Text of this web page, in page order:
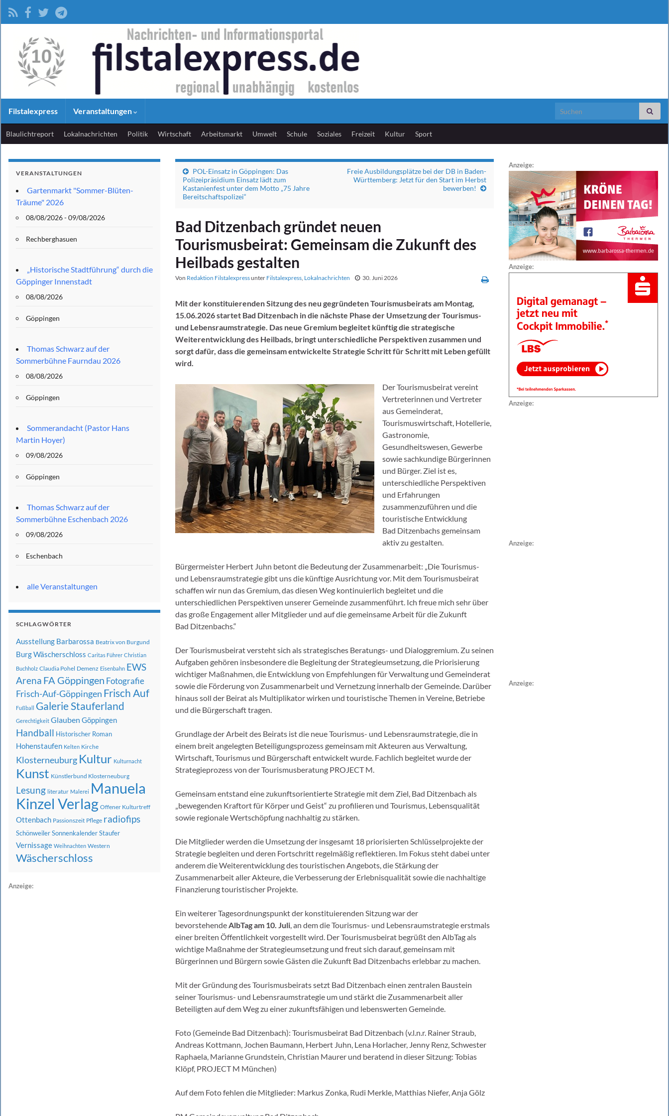
Filstalexpress Veranstaltungen Search for:
Blaulichtreport Lokalnachrichten Politik Wirtschaft Arbeitsmarkt Umwelt Schule Soziales Freizeit Kultur Sport
POL-Einsatz in Göppingen: Das
Polizeipräsidium Einsatz lädt zum
Kastanienfest unter dem Motto „75 Jahre
Bereitschaftspolizei“
Freie Ausbildungsplätze bei der DB in Baden-
Württemberg: Jetzt für den Start im Herbst
bewerben!
Bad Ditzenbach gründet neuen
Tourismusbeirat: Gemeinsam die Zukunft des
Heilbads gestalten
Von Redaktion Filstalexpressunter Filstalexpress, Lokalnachrichten 30. Juni 2026
Mit der konstituierenden Sitzung des neu gegründeten Tourismusbeirats am Montag,
15.06.2026 startet Bad Ditzenbach in die nächste Phase der Umsetzung der Tourismus-
und Lebensraumstrategie. Das neue Gremium begleitet künftig die strategische
Weiterentwicklung des Heilbads, bringt unterschiedliche Perspektiven zusammen und
sorgt dafür, dass die gemeinsam entwickelte Strategie Schritt für Schritt mit Leben gefüllt
wird.
Der Tourismusbeirat vereint
Vertreterinnen und Vertreter
aus Gemeinderat,
Tourismuswirtschaft, Hotellerie,
Gastronomie,
Gesundheitswesen, Gewerbe
sowie sachkundige Bürgerinnen
und Bürger. Ziel ist es,
unterschiedliche Perspektiven
und Erfahrungen
zusammenzuführen und die
touristische Entwicklung
Bad Ditzenbachs gemeinsam
aktiv zu gestalten.
Bürgermeister Herbert Juhn betont die Bedeutung der Zusammenarbeit: „Die Tourismus-
und Lebensraumstrategie gibt uns die künftige Ausrichtung vor. Mit dem Tourismusbeirat
schaffen wir nun das Gremium, das diesen Weg kontinuierlich begleitet und die
unterschiedlichen Perspektiven unserer Gemeinde zusammenführt. Ich freue mich sehr über
das große Engagement aller Mitglieder und auf die gemeinsame Arbeit für die Zukunft
Bad Ditzenbachs.“
Der Tourismusbeirat versteht sich als strategisches Beratungs- und Dialoggremium. Zu seinen
Aufgaben gehören insbesondere die Begleitung der Strategieumsetzung, die Priorisierung
wichtiger Maßnahmen, die Entwicklung von Empfehlungen für Verwaltung und Gemeinderat
sowie die Förderung von Zusammenarbeit und Vernetzung innerhalb der Gemeinde. Darüber
hinaus soll der Beirat als Multiplikator wirken und touristische Themen in Vereine, Betriebe
und die Bürgerschaft tragen.
Grundlage der Arbeit des Beirats ist die neue Tourismus- und Lebensraumstrategie, die in
einem breit angelegten Beteiligungsprozess gemeinsam mit Akteuren aus Verwaltung,
Wirtschaft, Tourismus und Bürgerschaft entwickelt wurde. Fachlich begleitet wurde der
Strategieprozess von der Tourismusberatung PROJECT M.
Gemeinsam entstand eine zukunftsorientierte Strategie mit dem Ziel, Bad Ditzenbach als
„bewegenden Kraftort für Körper und Geist“ zu profilieren und Tourismus, Lebensqualität
sowie regionale Wertschöpfung nachhaltig zu stärken.
Die Mitglieder werden die Umsetzung der insgesamt 18 priorisierten Schlüsselprojekte der
Strategie begleiten und deren Fortschritt regelmäßig reflektieren. Im Fokus steht dabei unter
anderem die Weiterentwicklung des touristischen Angebots, die Stärkung der
Zusammenarbeit aller Akteure, die Verbesserung der Erlebnisqualität sowie die nachhaltige
Finanzierung touristischer Projekte.
Ein weiterer Tagesordnungspunkt der konstituierenden Sitzung war der
bevorstehendeAlbTag am 10. Juli, an dem die Tourismus- und Lebensraumstrategie erstmals
einer breiten Öffentlichkeit vorgestellt wird. Der Tourismusbeirat begrüßt den AlbTag als
wichtige Maßnahme der Strategieumsetzung und freut sich darauf, gemeinsam mit
Bürgerinnen und Bürgern sowie Gästen die Zukunft Bad Ditzenbachs erlebbar zu machen.
Mit der Gründung des Tourismusbeirats setzt Bad Ditzenbach einen zentralen Baustein
seiner Tourismus- und Lebensraumstrategie um und stärkt die Zusammenarbeit aller
Beteiligten auf dem Weg zu einer zukunftsfähigen und lebenswerten Gemeinde.
Foto (Gemeinde Bad Ditzenbach): Tourismusbeirat Bad Ditzenbach (v.l.n.r. Rainer Straub,
Andreas Kottmann, Jochen Baumann, Herbert Juhn, Lena Horlacher, Jenny Renz, Schwester
Raphaela, Marianne Grundstein, Christian Maurer und beratend in dieser Sitzung: Tobias
Klöpf, PROJECT M München)
Auf dem Foto fehlen die Mitglieder: Markus Zonka, Rudi Merkle, Matthias Niefer, Anja Gölz
VERANSTALTUNGEN
Gartenmarkt "Sommer-Blüten-
Träume" 2026
08/08/2026 - 09/08/2026
Rechberghasuen
„Historische Stadtführung“ durch die
Göppinger Innenstadt
08/08/2026
Göppingen
Thomas Schwarz auf der
Sommerbühne Faurndau 2026
08/08/2026
Göppingen
Sommerandacht (Pastor Hans
Martin Hoyer)
09/08/2026
Göppingen
Thomas Schwarz auf der
Sommerbühne Eschenbach 2026
09/08/2026
Eschenbach
alle Veranstaltungen
SCHLAGWÖRTER
Ausstellung Barbarossa Beatrix von Burgund
Burg Wäscherschloss Caritas Führer Christian
Buchholz Claudia Pohel Demenz Eisenbahn EWS
Arena FA Göppingen Fotografie
Frisch-Auf-Göppingen Frisch Auf
Fußball Galerie Stauferland
Gerechtigkeit Glauben Göppingen
Handball Historischer Roman
Hohenstaufen Kelten Kirche
Klosterneuburg Kultur Kulturnacht
Kunst Künstlerbund Klosterneuburg
Lesung literatur Malerei Manuela
Kinzel Verlag Offener Kulturtreff
Ottenbach Passionszeit Pflege radiofips
SchönweilerSonnenkalenderStaufer
Vernissage Weihnachten Western
Wäscherschloss
Anzeige:
Anzeige:
Anzeige:
Anzeige:
Anzeige:
Anzeige: